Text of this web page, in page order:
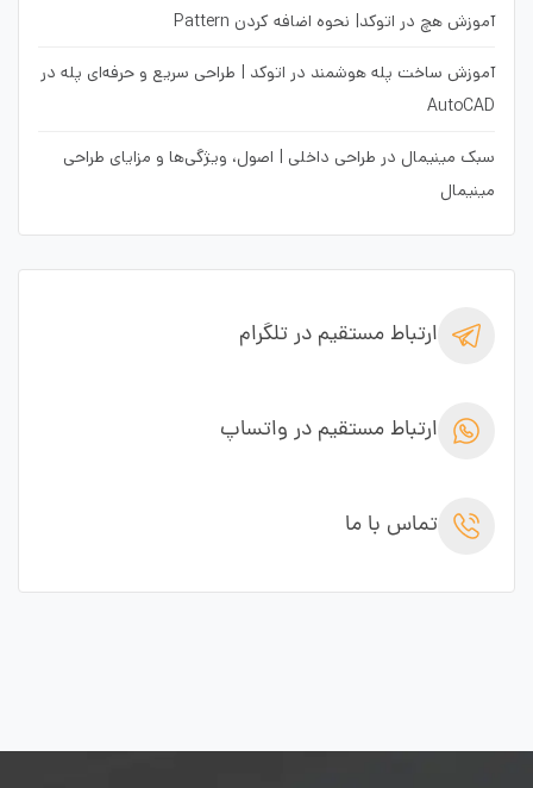
آموزش هچ در اتوکد| نحوه اضافه کردن Pattern
آموزش ساخت پله هوشمند در اتوکد | طراحی سریع و حرفه‌ای پله در
AutoCAD
سبک مینیمال در طراحی داخلی | اصول، ویژگی‌ها و مزایای طراحی
مینیمال
ارتباط مستقیم در تلگرام
ارتباط مستقیم در واتساپ
تماس با ما